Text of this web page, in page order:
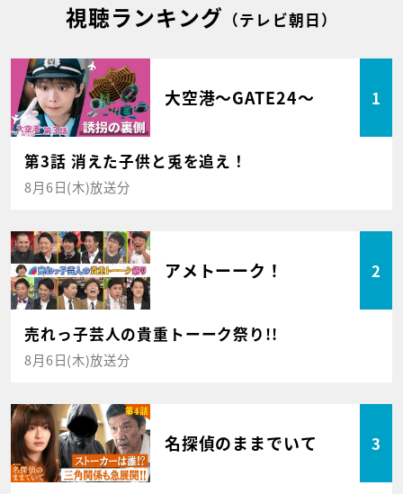
視聴ランキング （テレビ朝日）
大空港～GATE24～ 1
第3話 消えた子供と兎を追え！
8月6日(木)放送分
アメトーーク！ 2
売れっ子芸人の貴重トーーク祭り!!
8月6日(木)放送分
名探偵のままでいて 3